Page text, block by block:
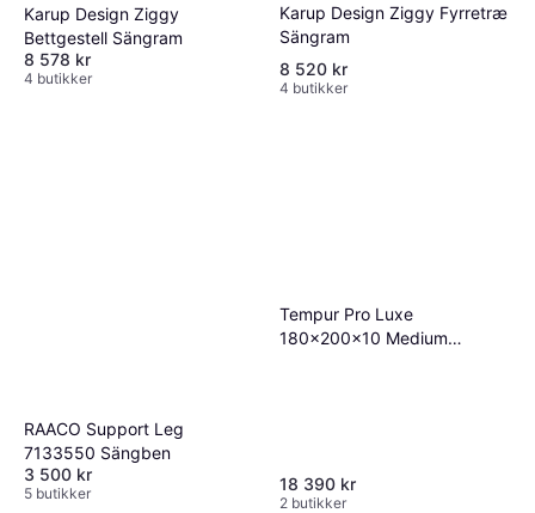
Karup Design Ziggy
Bettgestell Sängram
8 578 kr
4 butikker
Karup Design Ziggy Fyrretræ
Sängram
8 520 kr
4 butikker
RAACO Support Leg
7133550 Sängben
3 500 kr
5 butikker
Tempur Pro Luxe
180x200x10 Medium
18 390 kr
2 butikker